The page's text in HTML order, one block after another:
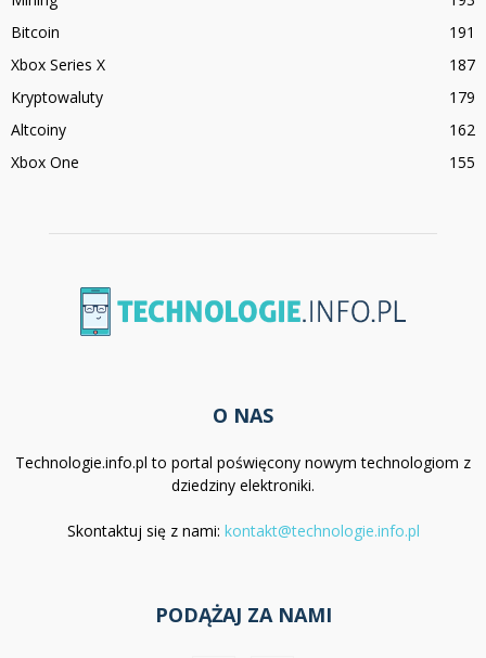
Bitcoin
191
Xbox Series X
187
Kryptowaluty
179
Altcoiny
162
Xbox One
155
O NAS
Technologie.info.pl to portal poświęcony nowym technologiom z
dziedziny elektroniki.
Skontaktuj się z nami: kontakt@technologie.info.pl
PODĄŻAJ ZA NAMI